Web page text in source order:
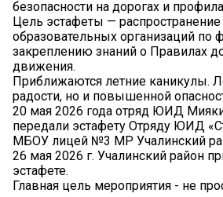
безопасности на дорогах и
Цель эстафеты —
образовательных организаций
закреплению знаний о Правилах
движения.
Приближаются летние каникулы.
радости, но и повышенной
20 мая 2026 года отряд ЮИД
передали эстафету Отряду ЮИД
МБОУ лицей №3 МР Учалинский
26 мая 2026 г. Учалинский район
эстафете.
Главная цель мероприятия - не